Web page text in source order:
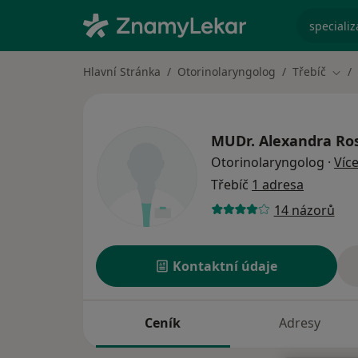
Hlavní Stránka Otorinolaryngolog Třebíč
MUDr. Alexandra
Otorinolaryngolog · Více
Třebíč 1 adresa
14 názorů
Kontaktní údaje
Ceník Adresy